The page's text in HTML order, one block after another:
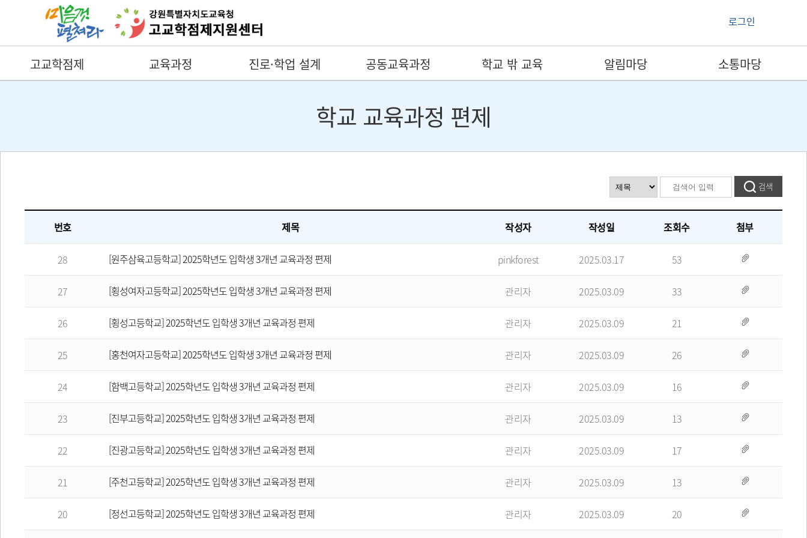
로그인
고교학점제 교육과정 진로·학업 설계 공동교육과정 학교 밖 교육 알림마당 소통마당
학교 교육과정 편제
번호 제목 작성자 작성일 조회수 첨부
28 [원주삼육고등학교] 2025학년도 입학생 3개년 교육과정 편제 pinkforest 2025.03.17 53
27 [횡성여자고등학교] 2025학년도 입학생 3개년 교육과정 편제 관리자 2025.03.09 33
26 [횡성고등학교] 2025학년도 입학생 3개년 교육과정 편제 관리자 2025.03.09 21
25 [홍천여자고등학교] 2025학년도 입학생 3개년 교육과정 편제 관리자 2025.03.09 26
24 [함백고등학교] 2025학년도 입학생 3개년 교육과정 편제 관리자 2025.03.09 16
23 [진부고등학교] 2025학년도 입학생 3개년 교육과정 편제 관리자 2025.03.09 13
22 [진광고등학교] 2025학년도 입학생 3개년 교육과정 편제 관리자 2025.03.09 17
21 [주천고등학교] 2025학년도 입학생 3개년 교육과정 편제 관리자 2025.03.09 13
20 [정선고등학교] 2025학년도 입학생 3개년 교육과정 편제 관리자 2025.03.09 20